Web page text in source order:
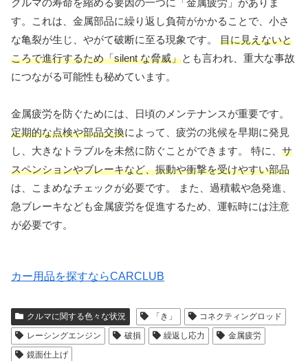
クルマの寿命を縮める要因の一つに「金属疲労」がありま
す。これは、金属部品に繰り返し負荷がかかることで、小さ
な亀裂が生じ、やがて破断に至る現象です。 目に見えないと
ころで進行するため「silent な脅威」とも言われ、重大な事故
につながる可能性も秘めています。
金属疲労を防ぐためには、日頃のメンテナンスが重要です。
定期的な点検や部品交換によって、疲労の兆候を早期に発見
し、大きなトラブルを未然に防ぐことができます。 特に、 サ
スペンションやブレーキなど、振動や衝撃を受けやすい部品
は、こまめなチェックが必要です。 また、過積載や急発進、
急ブレーキなども金属疲労を促進するため、運転時には注意
が必要です。
カー用品を探すならCARCLUB
クルマに関する色々な状況 「き」
コネクティングロッド
レーシングエンジン
破損 繰返し応力
金属疲労
鏡面仕上げ